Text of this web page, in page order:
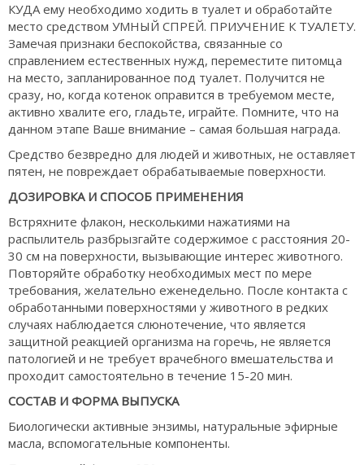
КУДА ему необходимо ходить в туалет и обработайте
место средством УМНЫЙ СПРЕЙ. ПРИУЧЕНИЕ К ТУАЛЕТУ.
Замечая признаки беспокойства, связанные со
справлением естественных нужд, переместите питомца
на место, запланированное под туалет. Получится не
сразу, но, когда котенок оправится в требуемом месте,
активно хвалите его, гладьте, играйте. Помните, что на
данном этапе Ваше внимание – самая большая награда.
Средство безвредно для людей и животных, не оставляет
пятен, не повреждает обрабатываемые поверхности.
ДОЗИРОВКА И СПОСОБ ПРИМЕНЕНИЯ
Встряхните флакон, несколькими нажатиями на
распылитель разбрызгайте содержимое с расстояния 20-
30 см на поверхности, вызывающие интерес животного.
Повторяйте обработку необходимых мест по мере
требования, желательно еженедельно. После контакта с
обработанными поверхностями у животного в редких
случаях наблюдается слюнотечение, что является
защитной реакцией организма на горечь, не является
патологией и не требует врачебного вмешательства и
проходит самостоятельно в течение 15-20 мин.
СОСТАВ И ФОРМА ВЫПУСКА
Биологически активные энзимы, натуральные эфирные
масла, вспомогательные компоненты.